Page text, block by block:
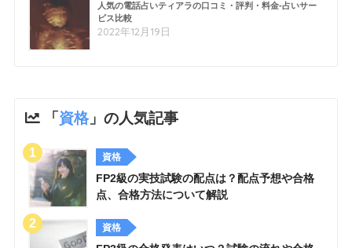
人気の電話占いティアラの口コミ・評判・料金-占いサー
ビス比較
2022年12月19日
「資格」の人気記事
資格
FP2級の実技試験の配点は？配点予想や合格
点、合格方法について解説
資格